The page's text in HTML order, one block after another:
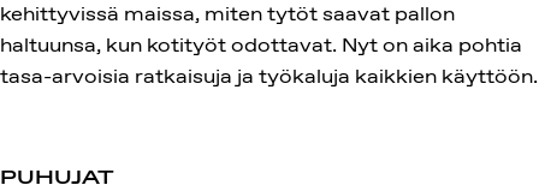
kehittyvissä maissa, miten tytöt saavat pallon
haltuunsa, kun kotityöt odottavat. Nyt on aika pohtia
tasa-arvoisia ratkaisuja ja työkaluja kaikkien käyttöön.
PUHUJAT